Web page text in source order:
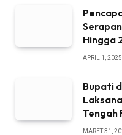
Hingga
APRIL 1, 2025
Bupati
Tengah
MARET 31,